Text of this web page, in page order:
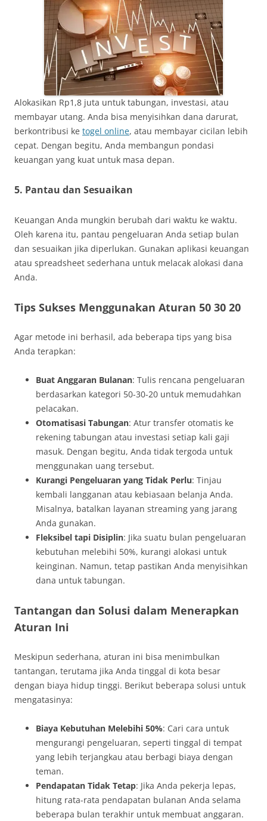
Alokasikan Rp1,8 juta untuk tabungan, investasi, atau
membayar utang. Anda bisa menyisihkan dana darurat,
berkontribusi ke togel online, atau membayar cicilan lebih
cepat. Dengan begitu, Anda membangun pondasi
keuangan yang kuat untuk masa depan.
5. Pantau dan Sesuaikan
Keuangan Anda mungkin berubah dari waktu ke waktu.
Oleh karena itu, pantau pengeluaran Anda setiap bulan
dan sesuaikan jika diperlukan. Gunakan aplikasi keuangan
atau spreadsheet sederhana untuk melacak alokasi dana
Anda.
Tips Sukses Menggunakan Aturan 50 30 20
Agar metode ini berhasil, ada beberapa tips yang bisa
Anda terapkan:
Buat Anggaran Bulanan: Tulis rencana pengeluaran
berdasarkan kategori 50-30-20 untuk memudahkan
pelacakan.
Otomatisasi Tabungan: Atur transfer otomatis ke
rekening tabungan atau investasi setiap kali gaji
masuk. Dengan begitu, Anda tidak tergoda untuk
menggunakan uang tersebut.
Kurangi Pengeluaran yang Tidak Perlu: Tinjau
kembali langganan atau kebiasaan belanja Anda.
Misalnya, batalkan layanan streaming yang jarang
Anda gunakan.
Fleksibel tapi Disiplin: Jika suatu bulan pengeluaran
kebutuhan melebihi 50%, kurangi alokasi untuk
keinginan. Namun, tetap pastikan Anda menyisihkan
dana untuk tabungan.
Tantangan dan Solusi dalam Menerapkan
Aturan Ini
Meskipun sederhana, aturan ini bisa menimbulkan
tantangan, terutama jika Anda tinggal di kota besar
dengan biaya hidup tinggi. Berikut beberapa solusi untuk
mengatasinya:
Biaya Kebutuhan Melebihi 50%: Cari cara untuk
mengurangi pengeluaran, seperti tinggal di tempat
yang lebih terjangkau atau berbagi biaya dengan
teman.
Pendapatan Tidak Tetap: Jika Anda pekerja lepas,
hitung rata-rata pendapatan bulanan Anda selama
beberapa bulan terakhir untuk membuat anggaran.